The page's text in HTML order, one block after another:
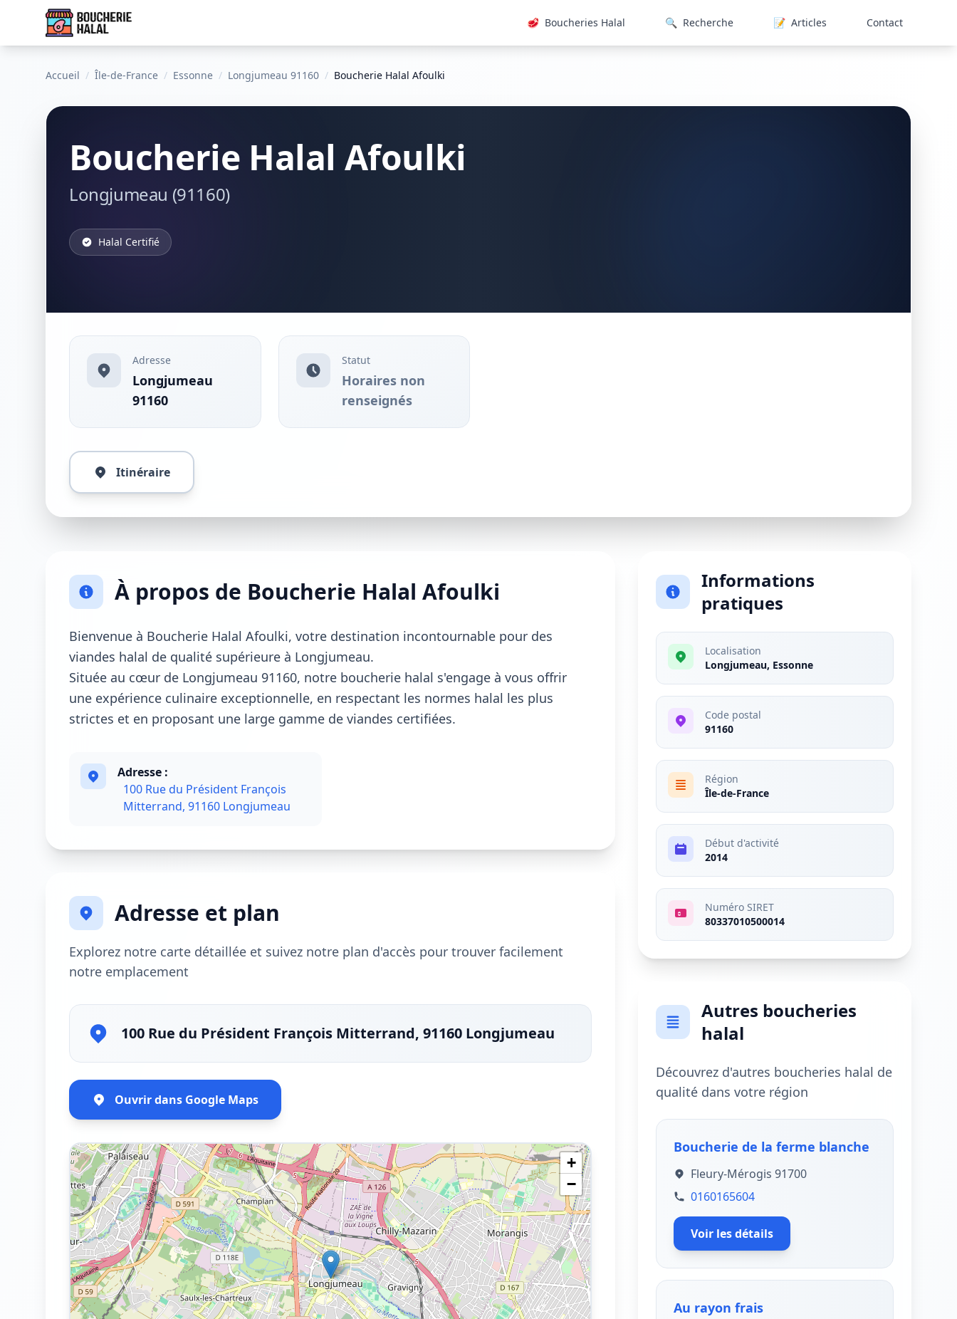
🥩 Boucheries Halal 🔍 Recherche 📝 Articles Contact
Accueil / Île-de-France / Essonne / Longjumeau 91160 / Boucherie Halal Afoulki
Boucherie Halal Afoulki
Longjumeau (91160)
Halal Certifié
Adresse
Longjumeau
91160
Statut
Horaires non
renseignés
Itinéraire
À propos de Boucherie Halal Afoulki
Bienvenue à Boucherie Halal Afoulki, votre destination incontournable pour des
viandes halal de qualité supérieure à Longjumeau.
Située au cœur de Longjumeau 91160, notre boucherie halal s'engage à vous offrir
une expérience culinaire exceptionnelle, en respectant les normes halal les plus
strictes et en proposant une large gamme de viandes certifiées.
Adresse :
100 Rue du Président François
Mitterrand, 91160 Longjumeau
Adresse et plan
Explorez notre carte détaillée et suivez notre plan d'accès pour trouver facilement
notre emplacement
100 Rue du Président François Mitterrand, 91160 Longjumeau
Ouvrir dans Google Maps
+
−
Informations
pratiques
Localisation
Longjumeau, Essonne
Code postal
91160
Région
Île-de-France
Début d'activité
2014
Numéro SIRET
80337010500014
Autres boucheries
halal
Découvrez d'autres boucheries halal de
qualité dans votre région
Boucherie de la ferme blanche
Fleury-Mérogis 91700
0160165604
Voir les détails
Au rayon frais